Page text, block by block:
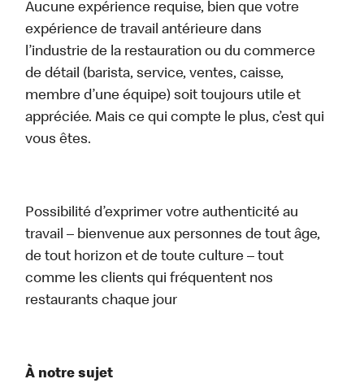
Aucune expérience requise, bien que votre
expérience de travail antérieure dans
l’industrie de la restauration ou du commerce
de détail (barista, service, ventes, caisse,
membre d’une équipe) soit toujours utile et
appréciée. Mais ce qui compte le plus, c’est qui
vous êtes.
Possibilité d’exprimer votre authenticité au
travail – bienvenue aux personnes de tout âge,
de tout horizon et de toute culture – tout
comme les clients qui fréquentent nos
restaurants chaque jour
À notre sujet